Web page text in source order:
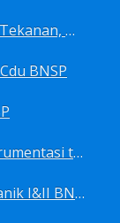
Sertifikasi Teknisi Kalibrasi Suhu, Tekanan, Densitas, Volume BNSP
BNSP
Sertifikasi Teknisi Perawatan instrumentasi tingkat I BNSP
Sertifikasi teknisi Perawatan mekanik I&II BNSP